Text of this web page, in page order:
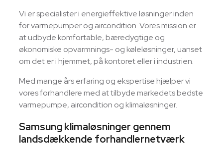
Vi er specialister i energieffektive løsninger inden
for varmepumper og aircondition. Vores mission er
at udbyde komfortable, bæredygtige og
økonomiske opvarmnings- og køleløsninger, uanset
om det er i hjemmet, på kontoret eller i industrien.
Med mange års erfaring og ekspertise hjælper vi
vores forhandlere med at tilbyde markedets bedste
varmepumpe, aircondition og klimaløsninger.
Samsung klimaløsninger gennem
landsdækkende forhandlernetværk